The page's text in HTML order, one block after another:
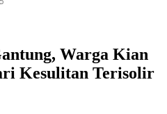
Warga Kian
Kesulitan Terisolir